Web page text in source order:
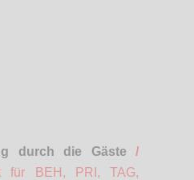
durch die Gäste /
für BEH, PRI, TAG,